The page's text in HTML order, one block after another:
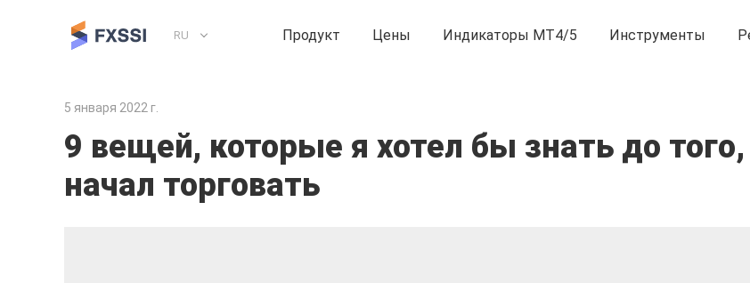
RU Продукт Цены Индикаторы MT4/5 Инструменты
5 января 2022 г.
9 вещей, которые я хотел бы знать до
начал торговать